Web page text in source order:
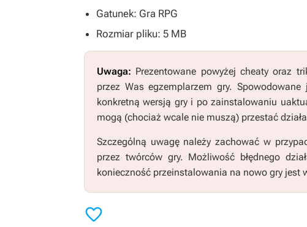
Gatunek: Gra RPG
Rozmiar pliku: 5 MB
Uwaga: Prezentowane powyżej cheaty oraz
przez Was egzemplarzem gry.
konkretną wersją gry i po zainstalowaniu
mogą (chociaż wcale nie muszą) przestać
Szczególną uwagę należy zachować w
przez twórców gry. Możliwość błędnego
konieczność przeinstalowania na nowo gry jest
